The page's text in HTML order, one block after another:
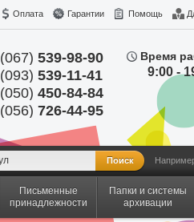
Оплата Гарантии Помощь
(067) 539-98-90
(093) 539-11-41
(050) 450-84-84
(056) 726-44-95
Время
9:00 -
Письменные
принадлежности
Папки и системы
архивации